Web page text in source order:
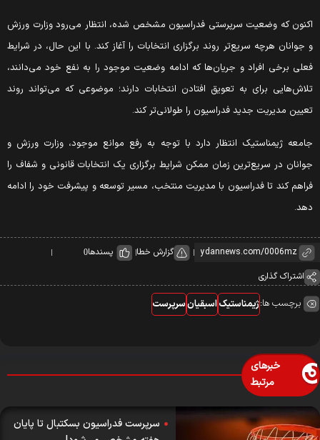
که وضعیت سرپرستی فدراسیون مشخص شده، انتظار می‌رود وزارت ورزش
جوانان هرچه سریع‌تر روند برگزاری انتخابات را آغاز کند. با این حال، در شرایط
برخی افراد و جریان‌ها که ادامه وضعیت موجود را به نفع خود می‌دانند،
برای به تعویق افتادن انتخابات دارند؛ موضوعی که می‌تواند روند
مدیریت جدید فدراسیون را طولانی‌تر کند.
ژیمناستیک انتظار دارد با توجه به رفع موانع موجود، وزارت ورزش و
در سریع‌ترین زمان ممکن شرایط برگزاری یک انتخابات قانونی و شفاف را
کند تا فدراسیون با مدیریت منتخب، مسیر توسعه و پیشرفت خود را ادامه
گزارش خطا پسندها0
اشتراک گذاری
برچسب ها:ژیمناستیکاسبقیانسرپرست
خبرهای
مرتبط
سرپرست فدراسیون بسکتبال تا پایان